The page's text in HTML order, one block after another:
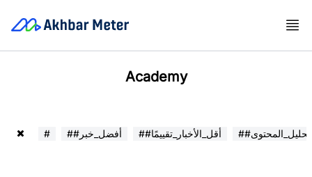
Academy
# ##أفضل_خبر ##أقل_الأخبار_تقييمًا ##تحليل_المحتوى